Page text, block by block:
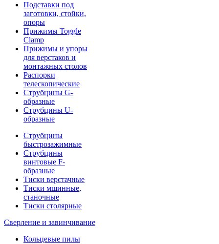
Подставки под
заготовки, стойки,
опоры
Прижимы Toggle
Clamp
Прижимы и упоры
для верстаков и
монтажных столов
Распорки
телескопические
Струбцины G-
образные
Струбцины U-
образные
Струбцины
быстрозажимные
Струбцины
винтовые F-
образные
Тиски верстачные
Тиски мшинные,
станочные
Тиски столярные
Сверление и завинчивание
Кольцевые пилы